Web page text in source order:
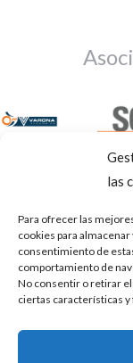
las
Para ofrecer las
cookies para
consentimiento de
comportamiento de
No consentir o retirar
ciertas características
Aviso Legal